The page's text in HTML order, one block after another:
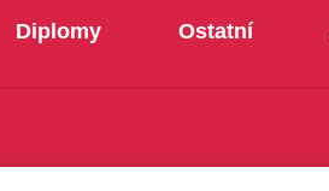
Diplomy Ostatní